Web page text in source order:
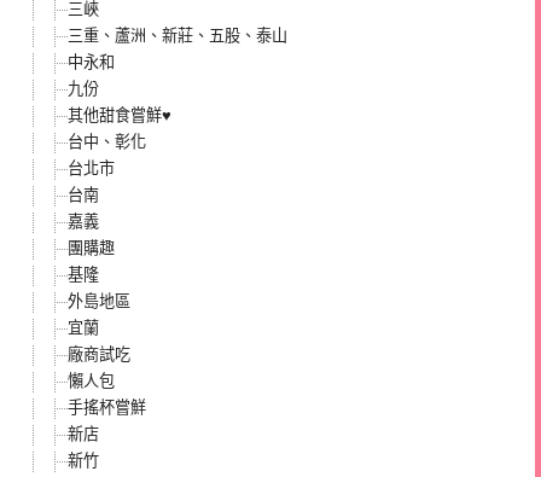
三峽
三重、蘆洲、新莊、五股、泰山
中永和
九份
其他甜食嘗鮮♥
台中、彰化
台北市
台南
嘉義
團購趣
基隆
外島地區
宜蘭
廠商試吃
懶人包
手搖杯嘗鮮
新店
新竹